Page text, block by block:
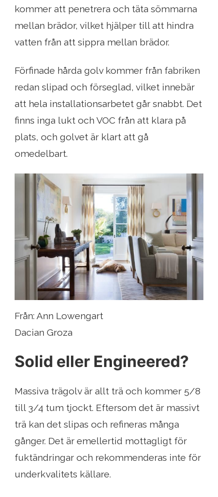
kommer att penetrera och täta sömmarna
mellan brädor, vilket hjälper till att hindra
vatten från att sippra mellan brädor.
Förfinade hårda golv kommer från fabriken
redan slipad och förseglad, vilket innebär
att hela installationsarbetet går snabbt. Det
finns inga lukt och VOC från att klara på
plats, och golvet är klart att gå
omedelbart.
Från: Ann Lowengart
Dacian Groza
Solid eller Engineered?
Massiva trägolv är allt trä och kommer 5/8
till 3/4 tum tjockt. Eftersom det är massivt
trä kan det slipas och refineras många
gånger. Det är emellertid mottagligt för
fuktändringar och rekommenderas inte för
underkvalitets källare.